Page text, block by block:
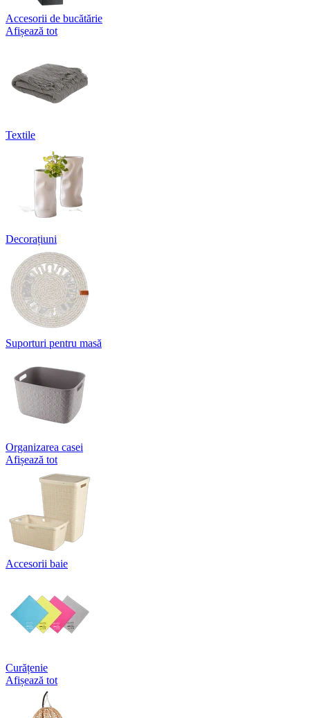
Accesorii de bucătărie
Afișează tot
Textile
Decorațiuni
Suporturi pentru masă
Organizarea casei
Afișează tot
Accesorii baie
Curățenie
Afișează tot